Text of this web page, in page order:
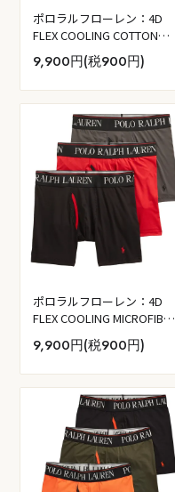
ポロラルフローレン：4D
FLEX COOLING COTTON
MODAL ボクサーブリーフ
3PK (ポロブラック)
9,900円(税900円)
ポロラルフローレン：4D
FLEX COOLING MICROFIBER
ボクサーブリーフ 3PK (チャ
コールグレー／RL2000 レッ
9,900円(税900円)